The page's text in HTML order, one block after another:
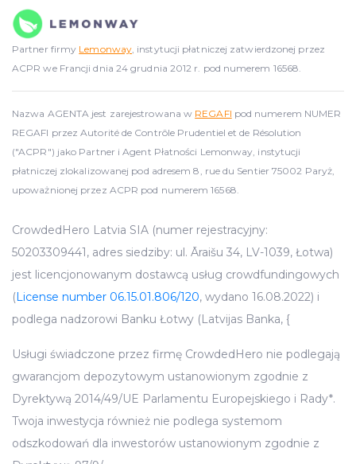
Partner firmy Lemonway, instytucji płatniczej zatwierdzonej przez
ACPR we Francji dnia 24 grudnia 2012 r. pod numerem 16568.
Nazwa AGENTA jest zarejestrowana w REGAFI pod numerem NUMER
REGAFI przez Autorité de Contrôle Prudentiel et de Résolution
("ACPR") jako Partner i Agent Płatności Lemonway, instytucji
płatniczej zlokalizowanej pod adresem 8, rue du Sentier 75002 Paryż,
upoważnionej przez ACPR pod numerem 16568.
CrowdedHero Latvia SIA (numer rejestracyjny:
50203309441, adres siedziby: ul. Āraišu 34, LV-1039, Łotwa)
jest licencjonowanym dostawcą usług crowdfundingowych
(License number 06.15.01.806/120, wydano 16.08.2022) i
podlega nadzorowi Banku Łotwy (Latvijas Banka, {
Usługi świadczone przez firmę CrowdedHero nie podlegają
gwarancjom depozytowym ustanowionym zgodnie z
Dyrektywą 2014/49/UE Parlamentu Europejskiego i Rady*.
Twoja inwestycja również nie podlega systemom
odszkodowań dla inwestorów ustanowionym zgodnie z